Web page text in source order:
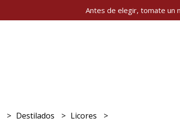
Antes de elegir, tomate un
Destilados
Licores